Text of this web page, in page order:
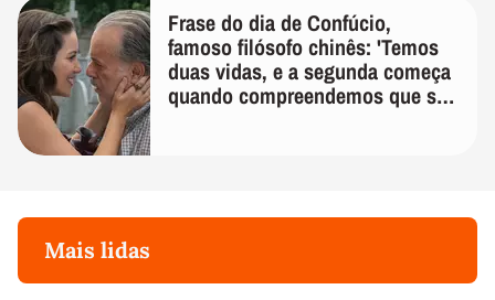
Frase do dia de Confúcio,
famoso filósofo chinês: 'Temos
duas vidas, e a segunda começa
quando compreendemos que só
Mais lidas